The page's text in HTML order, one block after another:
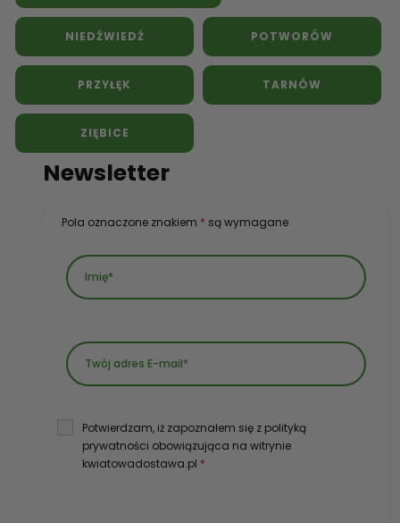
NIEDŹWIEDŹ POTWORÓW
PRZYŁĘK TARNÓW
ZIĘBICE
Newsletter
Pola oznaczone znakiem * są wymagane
Potwierdzam, iż zapoznałem się z polityką
prywatności obowiązująca na witrynie
kwiatowadostawa.pl *